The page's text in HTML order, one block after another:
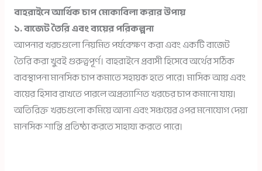
বাহরাইনে আর্থিক চাপ মোকাবিলা করার উপায়
১. বাজেট তৈরি এবং ব্যয়ের পরিকল্পনা
আপনার খরচগুলো নিয়মিত পর্যবেক্ষণ করা এবং একটি বাজেট
তৈরি করা খুবই গুরুত্বপূর্ণ। বাহরাইনে প্রবাসী হিসেবে অর্থের সঠিক
ব্যবস্থাপনা মানসিক চাপ কমাতে সহায়ক হতে পারে। মাসিক আয় এবং
ব্যয়ের হিসাব রাখতে পারলে অপ্রত্যাশিত খরচের চাপ কমানো যায়।
অতিরিক্ত খরচগুলো কমিয়ে আনা এবং সঞ্চয়ের ওপর মনোযোগ দেয়া
মানসিক শান্তি প্রতিষ্ঠা করতে সাহায্য করতে পারে।